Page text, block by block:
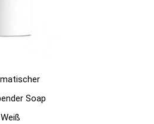
Soap